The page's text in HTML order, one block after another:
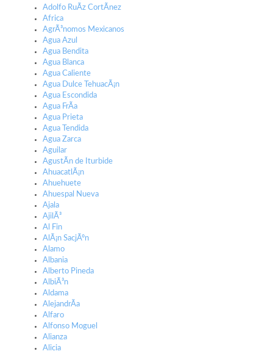
Adolfo RuÃ­z CortÃ­nez
Africa
AgrÃ³nomos Mexicanos
Agua Azul
Agua Bendita
Agua Blanca
Agua Caliente
Agua Dulce TehuacÃ¡n
Agua Escondida
Agua FrÃ­a
Agua Prieta
Agua Tendida
Agua Zarca
Aguilar
AgustÃ­n de Iturbide
AhuacatlÃ¡n
Ahuehuete
Ahuespal Nueva
Ajala
AjilÃ³
Al Fin
AlÃ¡n SacjÃºn
Alamo
Albania
Alberto Pineda
AlbiÃ³n
Aldama
AlejandrÃ­a
Alfaro
Alfonso Moguel
Alianza
Alicia